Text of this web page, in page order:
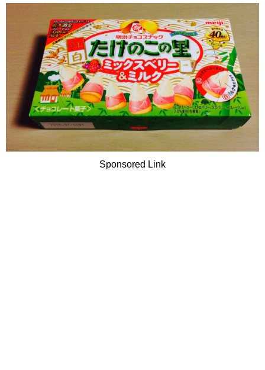
Sponsored Link